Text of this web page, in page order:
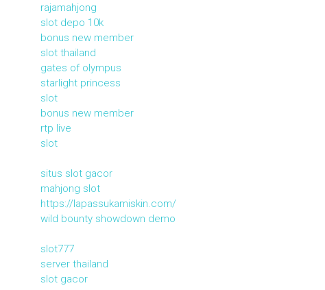
rajamahjong
slot depo 10k
bonus new member
slot thailand
gates of olympus
starlight princess
slot
bonus new member
rtp live
slot
situs slot gacor
mahjong slot
https://lapassukamiskin.com/
wild bounty showdown demo
slot777
server thailand
slot gacor